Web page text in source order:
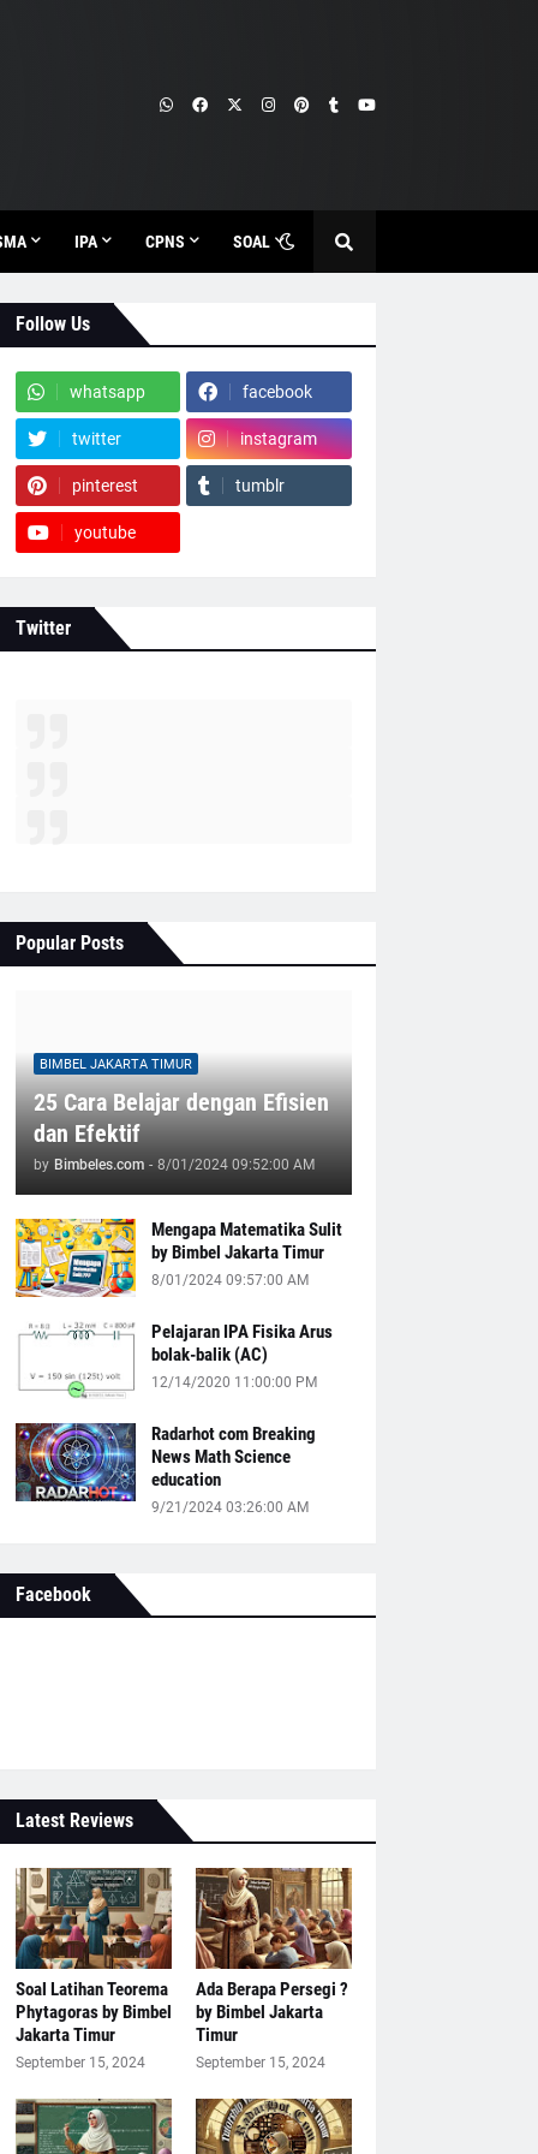
IPA CPNS SOAL
Follow Us
whatsapp facebook
twitter instagram
pinterest tumblr
youtube
Twitter
Popular Posts
BIMBEL JAKARTA TIMUR
25 Cara Belajar dengan Efisien
dan Efektif
by Bimbeles.com - 8/01/2024 09:52:00 AM
Mengapa Matematika Sulit
by Bimbel Jakarta Timur
8/01/2024 09:57:00 AM
Pelajaran IPA Fisika Arus
bolak-balik (AC)
12/14/2020 11:00:00 PM
Radarhot com Breaking
News Math Science
education
9/21/2024 03:26:00 AM
Facebook
Latest Reviews
Soal Latihan Teorema
Phytagoras by Bimbel
Jakarta Timur
September 15, 2024
Ada Berapa Persegi ?
by Bimbel Jakarta
Timur
September 15, 2024